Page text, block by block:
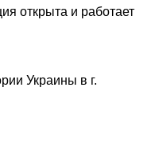
открыта и работает
Украины в г.